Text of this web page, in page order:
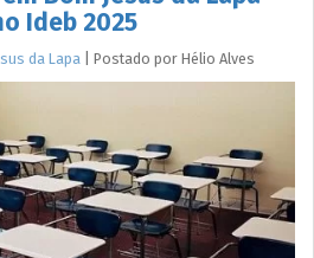
Ideb 2025
da Lapa Postado por Hélio Alves